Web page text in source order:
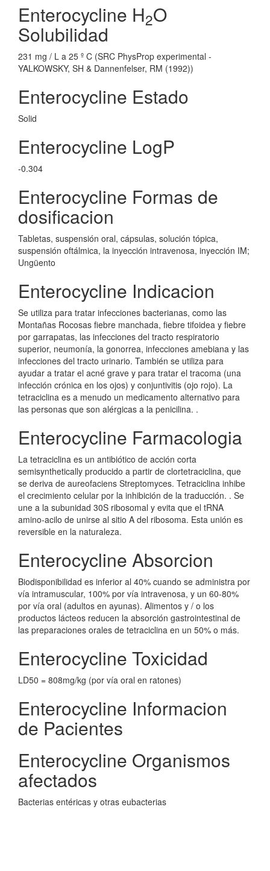
Enterocycline H2O
Solubilidad
231 mg / L a 25 º C (SRC PhysProp experimental -
YALKOWSKY, SH & Dannenfelser, RM (1992))
Enterocycline Estado
Solid
Enterocycline LogP
-0.304
Enterocycline Formas de
dosificacion
Tabletas, suspensión oral, cápsulas, solución tópica,
suspensión oftálmica, la inyección intravenosa, inyección IM;
Ungüento
Enterocycline Indicacion
Se utiliza para tratar infecciones bacterianas, como las
Montañas Rocosas fiebre manchada, fiebre tifoidea y fiebre
por garrapatas, las infecciones del tracto respiratorio
superior, neumonía, la gonorrea, infecciones amebiana y las
infecciones del tracto urinario. También se utiliza para
ayudar a tratar el acné grave y para tratar el tracoma (una
infección crónica en los ojos) y conjuntivitis (ojo rojo). La
tetraciclina es a menudo un medicamento alternativo para
las personas que son alérgicas a la penicilina. .
Enterocycline Farmacologia
La tetraciclina es un antibiótico de acción corta
semisynthetically producido a partir de clortetraciclina, que
se deriva de aureofaciens Streptomyces. Tetraciclina inhibe
el crecimiento celular por la inhibición de la traducción. . Se
une a la subunidad 30S ribosomal y evita que el tRNA
amino-acilo de unirse al sitio A del ribosoma. Esta unión es
reversible en la naturaleza.
Enterocycline Absorcion
Biodisponibilidad es inferior al 40% cuando se administra por
vía intramuscular, 100% por vía intravenosa, y un 60-80%
por vía oral (adultos en ayunas). Alimentos y / o los
productos lácteos reducen la absorción gastrointestinal de
las preparaciones orales de tetraciclina en un 50% o más.
Enterocycline Toxicidad
LD50 = 808mg/kg (por vía oral en ratones)
Enterocycline Informacion
de Pacientes
Enterocycline Organismos
afectados
Bacterias entéricas y otras eubacterias